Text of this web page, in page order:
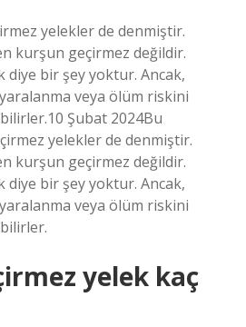
yelekler de denmiştir.
kurşun geçirmez değildir.
diye bir şey yoktur. Ancak,
veya ölüm riskini
Şubat 2024Bu
yelekler de denmiştir.
kurşun geçirmez değildir.
diye bir şey yoktur. Ancak,
veya ölüm riskini
yelek kaç